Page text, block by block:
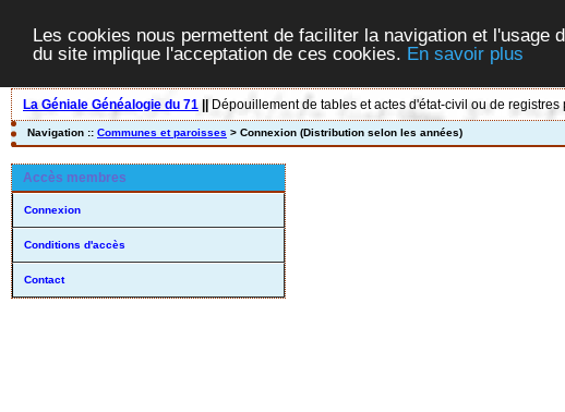
Les cookies nous permettent de faciliter la navigation et
du site implique l'acceptation de ces cookies. En savoir plus
La Géniale Généalogie du 71 Dépouillement de tables et actes d'état-civil ou de registres
Navigation :: Communes et paroisses > Connexion (Distribution selon les années)
Accès membres
Connexion
Conditions d'accès
Contact